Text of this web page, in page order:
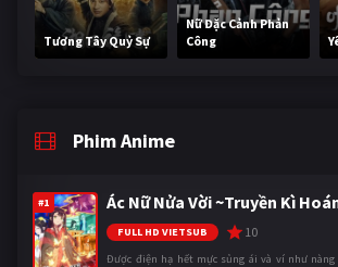
Tương Tây Quỷ Sự
Nữ Đặc Cảnh Phản
Công
Phim Anime
#1 Ác Nữ Nửa Vời ~Truyền Kì
FULL HD VIETSUB 10
Được điện hạ hết mực sủng ái và ví như